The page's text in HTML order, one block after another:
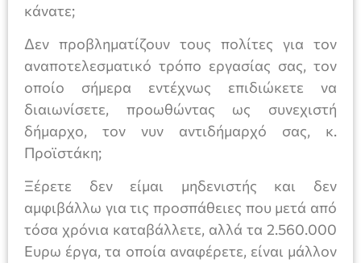
κάνατε;
Δεν προβληματίζουν τους πολίτες για τον
αναποτελεσματικό τρόπο εργασίας σας, τον
οποίο σήμερα εντέχνως επιδιώκετε να
διαιωνίσετε, προωθώντας ως συνεχιστή
δήμαρχο, τον νυν αντιδήμαρχό σας, κ.
Προϊστάκη;
Ξέρετε δεν είμαι μηδενιστής και δεν
αμφιβάλλω για τις προσπάθειες που μετά από
τόσα χρόνια καταβάλλετε, αλλά τα 2.560.000
Ευρω έργα, τα οποία αναφέρετε, είναι μάλλον